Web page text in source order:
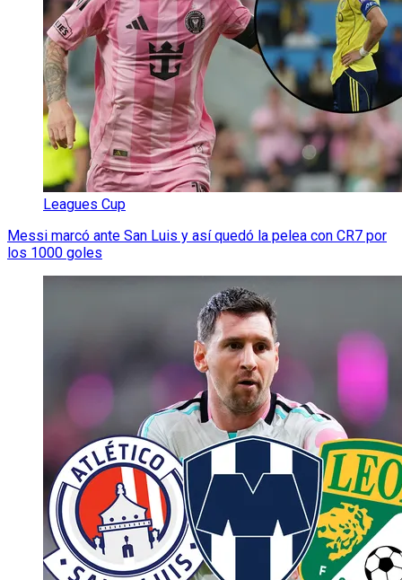
Leagues Cup
Messi marcó ante San Luis y así quedó la pelea con CR7 por
los 1000 goles